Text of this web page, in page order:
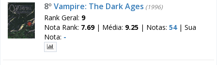
8º Vampire: The Dark Ages (1996)
Rank Geral: 9
Nota Rank: 7.69| Média: 9.25 | Notas: 54| Sua
Nota: -